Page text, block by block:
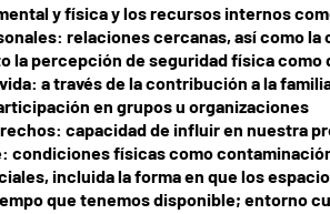
y física y los recursos internos
relaciones cercanas, así como la
la percepción de seguridad física como
a través de la contribución a la
en grupos u organizaciones
capacidad de influir en nuestra
condiciones físicas como
incluida la forma en que los
que tenemos disponible; entorno